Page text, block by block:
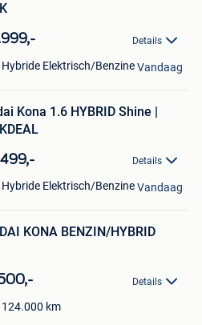
Details
Hybride Elektrisch/BenzineVandaag
Kona 1.6 HYBRID Shine |
Details
Hybride Elektrisch/BenzineVandaag
KONA BENZIN/HYBRID
Details
124.000 km